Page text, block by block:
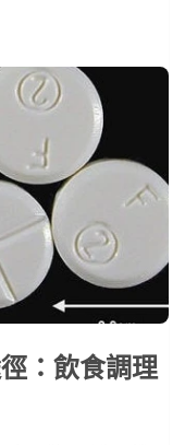
：飲食調理